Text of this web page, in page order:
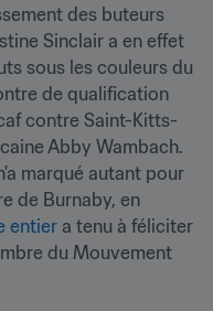
des buteurs
Sinclair a en effet
sous les couleurs du
de qualification
contre Saint-Kitts-
Abby Wambach.
marqué autant pour
de Burnaby, en
entier a tenu à féliciter
du Mouvement